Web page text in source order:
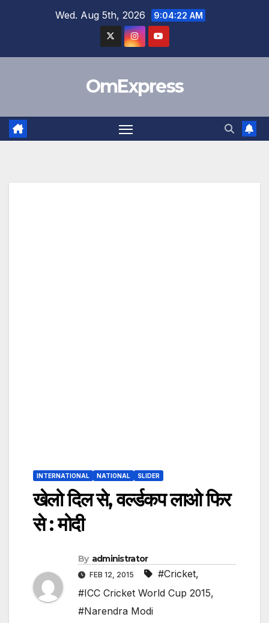
Wed. Aug 5th, 2026 9:04:22 AM
OmExpress
INTERNATIONAL NATIONAL SLIDER
खेलो दिल से, वर्ल्डकप लाओ फिर
से : मोदी
By administrator
FEB 12, 2015 #Cricket,
#ICC Cricket World Cup 2015,
#Narendra Modi